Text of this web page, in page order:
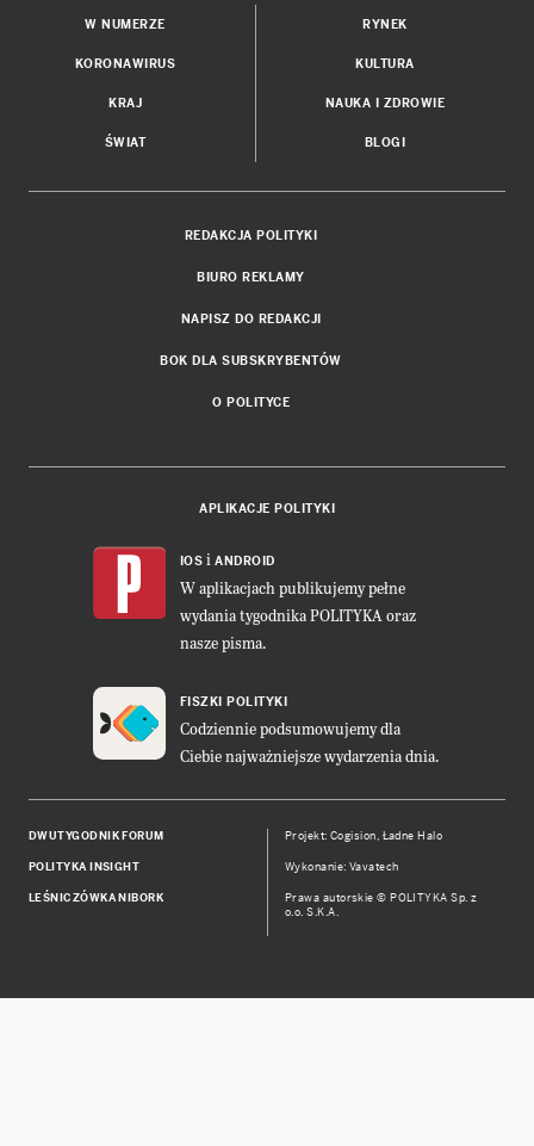
W NUMERZE
KORONAWIRUS
KRAJ
ŚWIAT
RYNEK
KULTURA
NAUKA I ZDROWIE
BLOGI
REDAKCJA POLITYKI
BIURO REKLAMY
NAPISZ DO REDAKCJI
BOK DLA SUBSKRYBENTÓW
O POLITYCE
APLIKACJE POLITYKI
IOS i ANDROID
W aplikacjach publikujemy pełne
wydania tygodnika POLITYKA oraz
nasze pisma.
FISZKI POLITYKI
Codziennie podsumowujemy dla
Ciebie najważniejsze wydarzenia dnia.
DWUTYGODNIK FORUM
POLITYKA INSIGHT
LEŚNICZÓWKA NIBORK
Projekt:Cogision, Ładne Halo
Wykonanie: Vavatech
Prawa autorskie © POLITYKA Sp. z
o.o. S.K.A.